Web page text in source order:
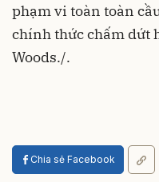
phạm vi toàn toàn
chính thức chấm dứt
Woods./.
Chia sẻ Facebook